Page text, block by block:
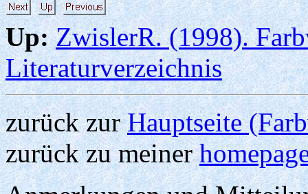
Up: ZwislerR. (1998).
Literaturverzeichnis
zurück zurHauptseite
zurück zu meiner